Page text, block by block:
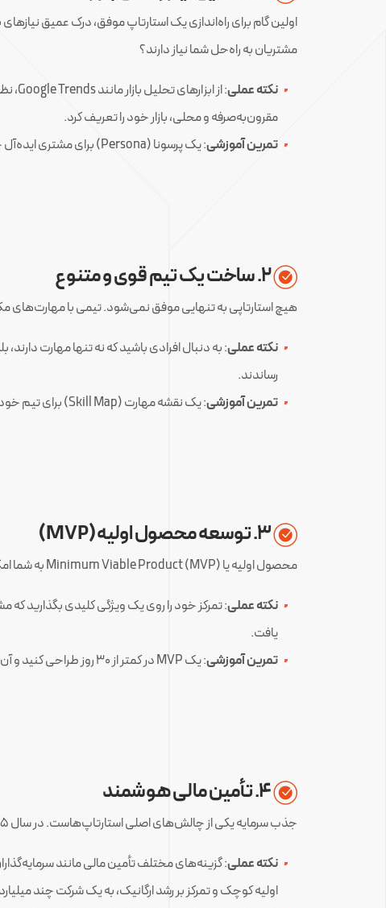
اولین گام برای راه‌اندازی یک استارتاپ موفق، درک عمیق
مشتریان به راه‌حل شما نیاز دارند؟
نکته عملی
مقرون‌به‌صرفه و محلی، بازار خود را تعریف کرد.
تمرین آموزشی: یک پرسونا (Persona) برای مشتری ایده‌آل خود بسازید و حداقل ۱۰ مصاحبه با مشتریان بالقوه انجام دهید تا نیازهای واقعی آن‌ها را کشف کنید.
۲. ساخت یک تیم قوی و متنوع
هیچ استارتاپی به تنهایی موفق نمی‌شود. تیمی با مهارت‌های
نکته عملی
رساندند.
تمرین آموزشی: یک نقشه مهارت (Skill Map) برای تیم خود ایجاد کنید و شکاف‌های مهارتی را شناسایی کنید تا استخدام‌های هدفمند انجام دهید.
۳. توسعه محصول اولیه (MVP)
محصول اولیه یا Minimum Viable Product (MVP) به شما امکان می‌دهد ایده خود را با کمترین هزینه و زمان آزمایش کنید. هدف، دریافت بازخورد سریع از مشتریان و بهبود محصول است.
نکته عملی
یافت.
تمرین آموزشی: یک MVP در کمتر از ۳۰ روز طراحی کنید و آن را با گروه کوچکی از کاربران اولیه آزمایش کنید.
۴. تأمین مالی هوشمند
جذب سرمایه یکی از چالش‌های اصلی استارتاپ‌هاست. در سال ۲۰۲۵، سرمایه‌گذاران به دنبال استارتاپ‌هایی با مدل‌های درآمدی واضح و پتانسیل رشد بالا هستند.
نکته عملی
اولیه کوچک و تمرکز بر رشد ارگانیک، به یک شرکت چند